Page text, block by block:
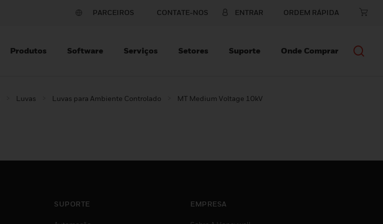
PARCEIROS CONTATE-NOS ENTRAR ORDEM RÁPIDA
Produtos Software Serviços Setores Suporte Onde Comprar
Luvas Luvas para Ambiente Controlado MT Medium Voltage 10kV
SUPORTE EMPRESA